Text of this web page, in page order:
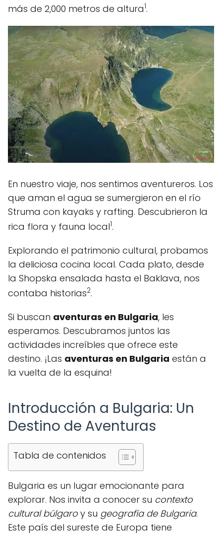
más de 2,000 metros de altura1.
En nuestro viaje, nos sentimos aventureros. Los
que aman el agua se sumergieron en el río
Struma con kayaks y rafting. Descubrieron la
rica flora y fauna local1.
Explorando el patrimonio cultural, probamos
la deliciosa cocina local. Cada plato, desde
la Shopska ensalada hasta el Baklava, nos
contaba historias2.
Si buscan aventuras en Bulgaria, les
esperamos. Descubramos juntos las
actividades increíbles que ofrece este
destino. ¡Las aventuras en Bulgaria están a
la vuelta de la esquina!
Introducción a Bulgaria: Un
Destino de Aventuras
Tabla de contenidos
Bulgaria es un lugar emocionante para
explorar. Nos invita a conocer su contexto
cultural búlgaro y su geografía de Bulgaria.
Este país del sureste de Europa tiene